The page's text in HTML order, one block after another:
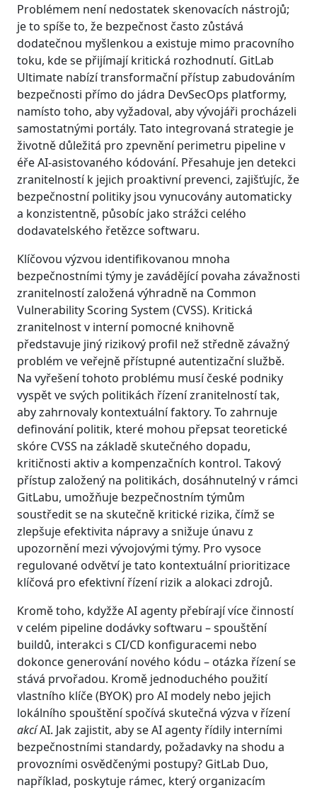
Problémem není nedostatek skenovacích nástrojů;
je to spíše to, že bezpečnost často zůstává
dodatečnou myšlenkou a existuje mimo pracovního
toku, kde se přijímají kritická rozhodnutí. GitLab
Ultimate nabízí transformační přístup zabudováním
bezpečnosti přímo do jádra DevSecOps platformy,
namísto toho, aby vyžadoval, aby vývojáři procházeli
samostatnými portály. Tato integrovaná strategie je
životně důležitá pro zpevnění perimetru pipeline v
éře AI-asistovaného kódování. Přesahuje jen detekci
zranitelností k jejich proaktivní prevenci, zajišťujíc, že
bezpečnostní politiky jsou vynucovány automaticky
a konzistentně, působíc jako strážci celého
dodavatelského řetězce softwaru.
Klíčovou výzvou identifikovanou mnoha
bezpečnostními týmy je zavádějící povaha závažnosti
zranitelností založená výhradně na Common
Vulnerability Scoring System (CVSS). Kritická
zranitelnost v interní pomocné knihovně
představuje jiný rizikový profil než středně závažný
problém ve veřejně přístupné autentizační službě.
Na vyřešení tohoto problému musí české podniky
vyspět ve svých politikách řízení zranitelností tak,
aby zahrnovaly kontextuální faktory. To zahrnuje
definování politik, které mohou přepsat teoretické
skóre CVSS na základě skutečného dopadu,
kritičnosti aktiv a kompenzačních kontrol. Takový
přístup založený na politikách, dosáhnutelný v rámci
GitLabu, umožňuje bezpečnostním týmům
soustředit se na skutečně kritické rizika, čímž se
zlepšuje efektivita nápravy a snižuje únavu z
upozornění mezi vývojovými týmy. Pro vysoce
regulované odvětví je tato kontextuální prioritizace
klíčová pro efektivní řízení rizik a alokaci zdrojů.
Kromě toho, kdyžže AI agenty přebírají více činností
v celém pipeline dodávky softwaru – spouštění
buildů, interakci s CI/CD konfiguracemi nebo
dokonce generování nového kódu – otázka řízení se
stává prvořadou. Kromě jednoduchého použití
vlastního klíče (BYOK) pro AI modely nebo jejich
lokálního spouštění spočívá skutečná výzva v řízení
akcíAI. Jak zajistit, aby se AI agenty řídily interními
bezpečnostními standardy, požadavky na shodu a
provozními osvědčenými postupy? GitLab Duo,
například, poskytuje rámec, který organizacím